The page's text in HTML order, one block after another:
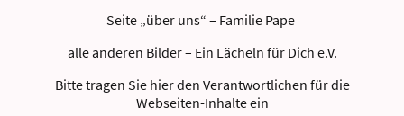
Seite „über uns“ – Familie Pape
alle anderen Bilder – Ein Lächeln für Dich e.V.
Bitte tragen Sie hier den Verantwortlichen für die
Webseiten-Inhalte ein